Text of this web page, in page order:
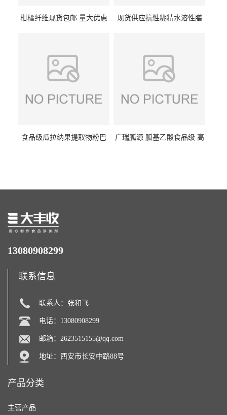
柑橘纤维现货包邮 量大优惠
现货供应抗性糊精水溶性膳
食品级瓜拉纳果提取物粉巴
广瑞胍源 胍基乙酸食品级 高
13080908299
联系信息
联系人：张和飞
电话：13080908299
邮箱： 2623515155@qq.com
地址：西安市长安中路88号
产品分类
主营产品